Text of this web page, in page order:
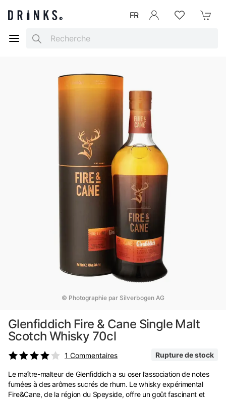
FR
Search
© Photographie par Silverbogen AG
Glenfiddich Fire & Cane Single Malt
Scotch Whisky 70cl
1 Commentaires Rupture de stock
Le maître-malteur de Glenfiddich a su oser l’association de notes
fumées à des arômes sucrés de rhum. Le whisky expérimental
Fire&Cane, de la région du Speyside, offre un goût fascinant et